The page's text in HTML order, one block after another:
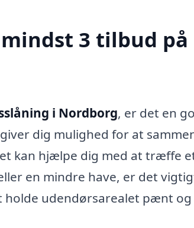
3 tilbud
i Nordborg, er det en
dig mulighed for at
kan hjælpe dig med at træffe
en mindre have, er det
udendørsarealet pænt og